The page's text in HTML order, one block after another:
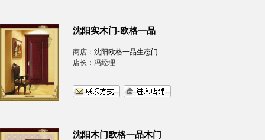
沈阳实木门-欧格一品
商店： 沈阳欧格一品生态门
店长：冯经理
沈阳木门欧格一品木门